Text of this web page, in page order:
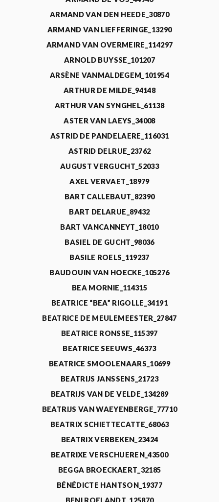
ARMAND VAN DEN HEEDE_30870
ARMAND VAN LIEFFERINGE_13290
ARMAND VAN OVERMEIRE_114297
ARNOLD BUYSSE_101207
ARSÈNE VANMALDEGEM_101954
ARTHUR DE MILDE_94148
ARTHUR VAN SYNGHEL_61138
ASTER VAN LAEYS_34008
ASTRID DE PANDELAERE_116031
ASTRID DELRUE_23762
AUGUST VERGUCHT_52033
AXEL VERVAET_18979
BART CALLEBAUT_82390
BART DELARUE_89432
BART VANCANNEYT_18010
BASIEL DE GUCHT_98036
BASILE ROELS_119237
BAUDOUIN VAN HOECKE_105276
BEA MORNIE_114315
BEATRICE “BEA” RIGOLLE_34191
BEATRICE DE MEULEMEESTER_27847
BEATRICE RONSSE_115397
BEATRICE SEEUWS_46373
BEATRICE SMOOLENAARS_10699
BEATRIJS JANSSENS_21723
BEATRIJS VAN DE VELDE_134289
BEATRIJS VAN WAEYENBERGE_77710
BEATRIX SCHIETTECATTE_68063
BEATRIX VERBEKEN_23424
BEATRIXE VERSCHUEREN_43500
BEGGA BROECKAERT_32185
BÉNÉDICTE HANTSON_19377
BENI ROELANDT_125870